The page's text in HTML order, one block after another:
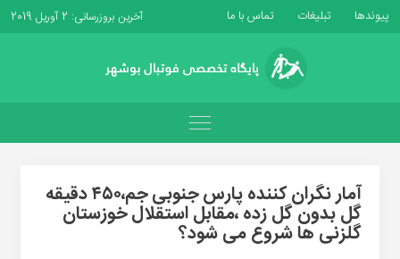
پیوندها تبلیغات تماس با ما آخرین بروزرسانی: 2 آوریل 2019
آمار نگران کننده پارس جنوبی جم،۴۵۰ دقیقه
گل بدون گل زده ،مقابل استقلال خوزستان
گلزنی ها شروع می شود؟